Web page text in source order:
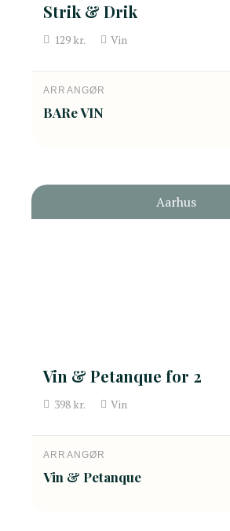
Strik & Drik
129kr. Vin
ARRANGØR
BARe VIN
Aarhus
Vin & Petanque for 2
398kr. Vin
ARRANGØR
Vin & Petanque